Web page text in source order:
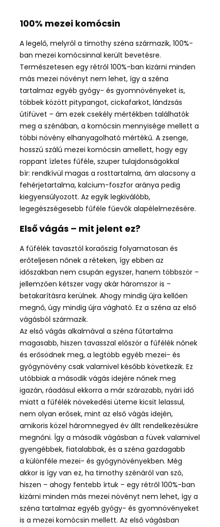
100% mezei komócsin
A legelő, melyről a timothy széna származik, 100%-
ban mezei komócsinnal került bevetésre.
Természetesen egy rétről 100%-ban kizárni minden
más mezei növényt nem lehet, így a széna
tartalmaz egyéb gyógy- és gyomnövényeket is,
többek között pitypangot, cickafarkot, lándzsás
útifüvet – ám ezek csekély mértékben találhatók
meg a szénában, a komócsin mennyisége mellett a
többi növény elhanyagolható mértékű. A zsenge,
hosszú szálú mezei komócsin amellett, hogy egy
roppant ízletes fűféle, szuper tulajdonságokkal
bír: rendkívül magas a rosttartalma, ám alacsony a
fehérjetartalma, kalcium-foszfor aránya pedig
kiegyensúlyozott. Az egyik legkiválóbb,
legegészségesebb fűféle fűevők alapélelmezésére.
Első vágás – mit jelent ez?
A fűfélék tavasztól koraőszig folyamatosan és
erőteljesen nőnek a réteken, így ebben az
időszakban nem csupán egyszer, hanem többször –
jellemzően kétszer vagy akár háromszor is –
betakarításra kerülnek. Ahogy mindig újra kellően
megnő, úgy mindig újra vágható. Ez a széna az első
vágásból származik.
Az első vágás alkalmával a széna fűtartalma
magasabb, hiszen tavasszal először a fűfélék nőnek
és erősödnek meg, a legtöbb egyéb mezei- és
gyógynövény csak valamivel később következik. Ez
utóbbiak a második vágás idejére nőnek meg
igazán, ráadásul ekkorra a már szárazabb, nyári idő
miatt a fűfélék növekedési üteme kicsit lelassul,
nem olyan erősek, mint az első vágás idején,
amikoris közel háromnegyed év állt rendelkezésükre
megnőni. Így a második vágásban a füvek valamivel
gyengébbek, fiatalabbak, és a széna gazdagabb
a különféle mezei- és gyógynövényekben. Még
akkor is így van ez, ha timothy szénáról van szó,
hiszen – ahogy fentebb írtuk – egy rétről 100%-ban
kizárni minden más mezei növényt nem lehet, így a
széna tartalmaz egyéb gyógy- és gyomnövényeket
is a mezei komócsin mellett. Az első vágásban